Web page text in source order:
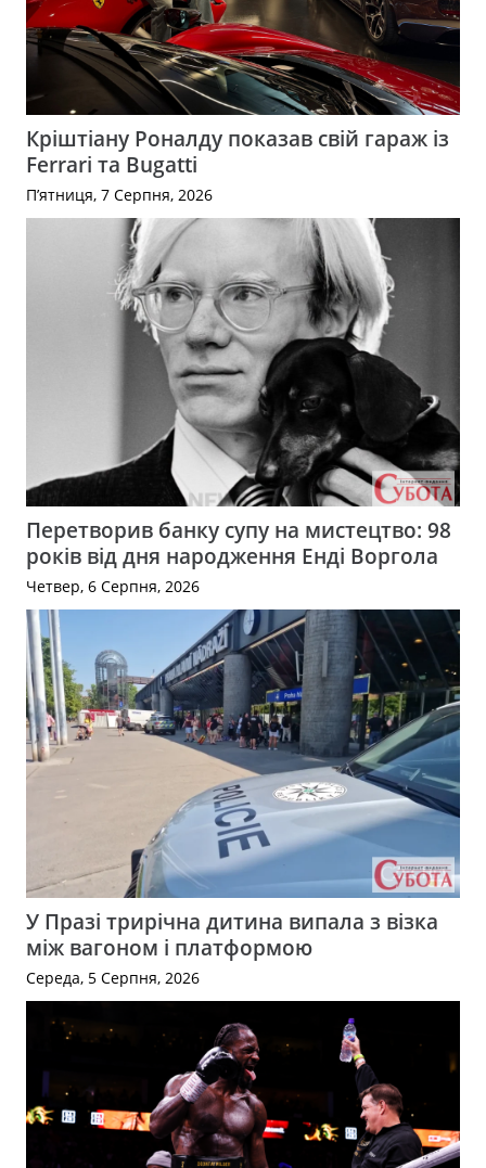
Кріштіану Роналду показав свій гараж із
Ferrari та Bugatti
П’ятниця, 7 Серпня, 2026
Перетворив банку супу на мистецтво: 98
років від дня народження Енді Воргола
Четвер, 6 Серпня, 2026
У Празі трирічна дитина випала з візка
між вагоном і платформою
Середа, 5 Серпня, 2026